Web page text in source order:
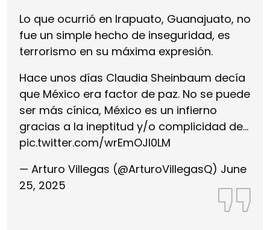
Lo que ocurrió en Irapuato, Guanajuato, no
fue un simple hecho de inseguridad, es
terrorismo en su máxima expresión.
Hace unos días Claudia Sheinbaum decía
que México era factor de paz. No se puede
ser más cínica, México es un infierno
gracias a la ineptitud y/o complicidad de…
pic.twitter.com/wrEmOJI0LM
— Arturo Villegas (@ArturoVillegasQ) June
25, 2025